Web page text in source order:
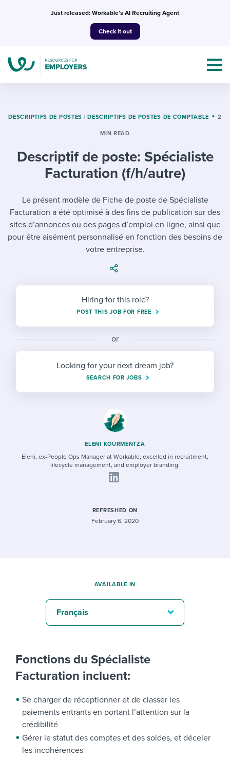
Just released: Workable’s AI Recruiting Agent
Check it out
Mobilizing AI in my work
Evaluating candidates
Developing & retaining people
Ensuring compliance
Finding and attracting people
Establishing an employer brand
Digitizing work processes
Candidate/employee experiences
Templates & Guides
I WANT...
Job description templates
Interview question templates
Onboarding checklists
Step-by-step tutorials
HR terms
Workable Academy
I WANT TO LEARN ABOUT...
Applying for a job
Pay & benefits
Overall career resources
Attend webinars & events
Workable customer stories
DESCRIPTIFS DE POSTES | DESCRIPTIFS DE POSTES DE COMPTABLE 2
MIN READ
Descriptif de poste: Spécialiste
Facturation (f/h/autre)
Le présent modèle de Fiche de poste de Spécialiste
Facturation a été optimisé à des fins de publication sur des
sites d’annonces ou des pages d’emploi en ligne, ainsi que
pour être aisément personnalisé en fonction des besoins de
votre entreprise.
Hiring for this role?
POST THIS JOB FOR FREE
or
Looking for your next dream job?
SEARCH FOR JOBS
ELENI KOURMENTZA
Eleni, ex-People Ops Manager at Workable, excelled in recruitment,
lifecycle management, and employer branding.
REFRESHED ON
February 6, 2020
Fonctions du Spécialiste
Facturation incluent:
Se charger de réceptionner et de classer les
paiements entrants en portant l’attention sur la
crédibilité
Gérer le statut des comptes et des soldes, et déceler
les incohérences
AVAILABLE IN
Français